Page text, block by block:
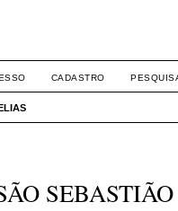
CADASTRO
SEBASTIÃO